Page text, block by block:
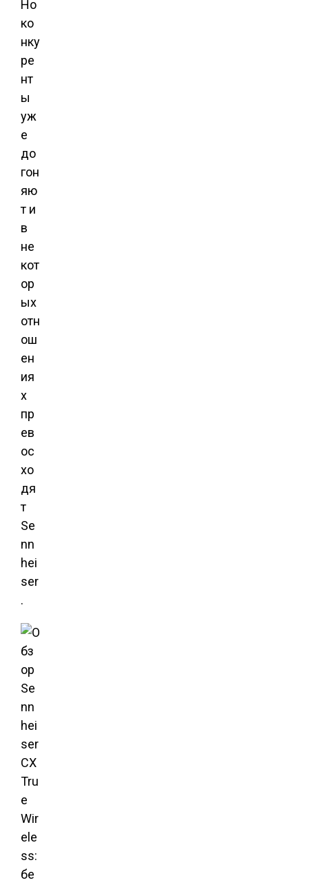
Но
ко
нку
ре
нт
ы
уж
е
до
гон
яю
т и
в
не
кот
ор
ых
отн
ош
ен
ия
х
пр
ев
ос
хо
дя
т
Se
nn
hei
ser
.